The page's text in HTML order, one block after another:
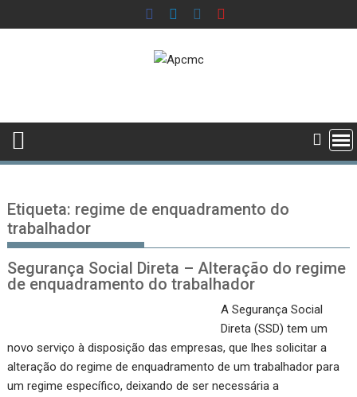
to
Etiqueta: regime de enquadramento do
trabalhador
Segurança Social Direta – Alteração do regime
de enquadramento do trabalhador
A Segurança Social
Direta (SSD) tem um
novo serviço à disposição das empresas, que lhes solicitar a
alteração do regime de enquadramento de um trabalhador para
um regime específico, deixando de ser necessária a